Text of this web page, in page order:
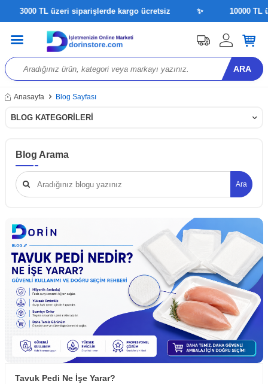
3000 TL üzeri siparişlerde kargo ücretsiz 10000 TL
ARA
Anasayfa Blog Sayfası
BLOG KATEGORILERI
Blog Arama
Ara
Tavuk Pedi Ne İşe Yarar?